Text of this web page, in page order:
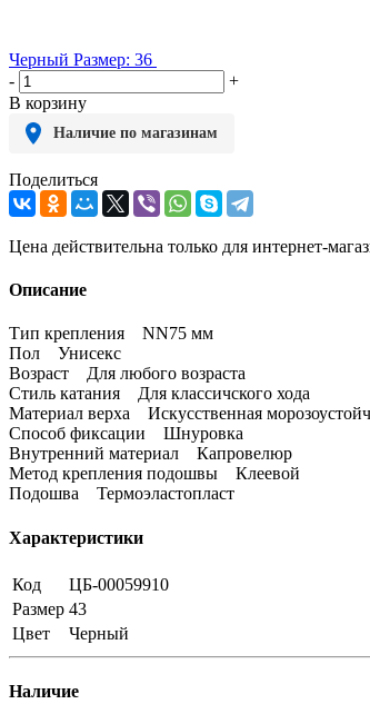
Черный Размер: 36
-
+
В корзину
Наличие по магазинам
Поделиться
Цена действительна только для интернет-
Описание
Тип крепления NN75 мм
Пол Унисекс
Возраст Для любого возраста
Стиль катания Для классичского хода
Материал верха Искусственная
Способ фиксации Шнуровка
Внутренний материал Капровелюр
Метод крепления подошвы Клеевой
Подошва Термоэластопласт
Характеристики
Код
ЦБ-00059910
Размер 43
Цвет
Черный
Наличие